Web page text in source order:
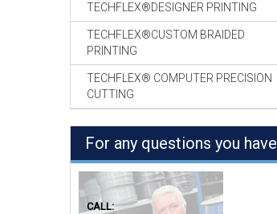
TECHFLEX®DESIGNER PRINTING
TECHFLEX®CUSTOM BRAIDED
PRINTING
TECHFLEX® COMPUTER PRECISION
CUTTING
For any questions you have
CALL: